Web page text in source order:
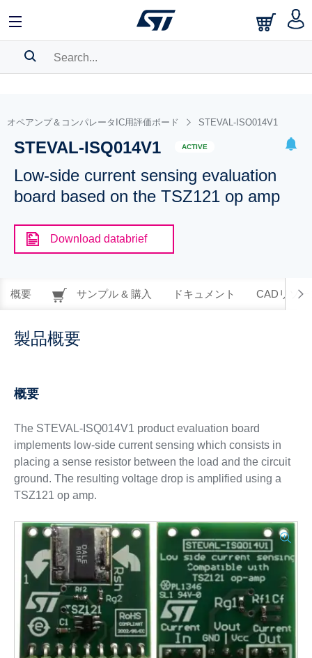
BOOKMARK
Please log in to show your saved searches.
オペアンプ＆コンパレータIC用評価ボード STEVAL-ISQ014V1
STEVAL-ISQ014V1 ACTIVE
Low-side current sensing evaluation
board based on the TSZ121 op amp
Download databrief
概要 サンプル & 購入 ドキュメント CADリソー
製品概要
概要
The STEVAL-ISQ014V1 product evaluation board
implements low-side current sensing which consists in
placing a sense resistor between the load and the circuit
ground. The resulting voltage drop is amplified using a
TSZ121 op amp.